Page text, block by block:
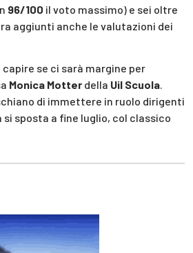
96/100 il voto massimo) e sei oltre
aggiunti anche le valutazioni dei
se ci sarà margine per
Monica Motter della Uil Scuola
di immettere in ruolo dirigenti
sposta a fine luglio, col classico